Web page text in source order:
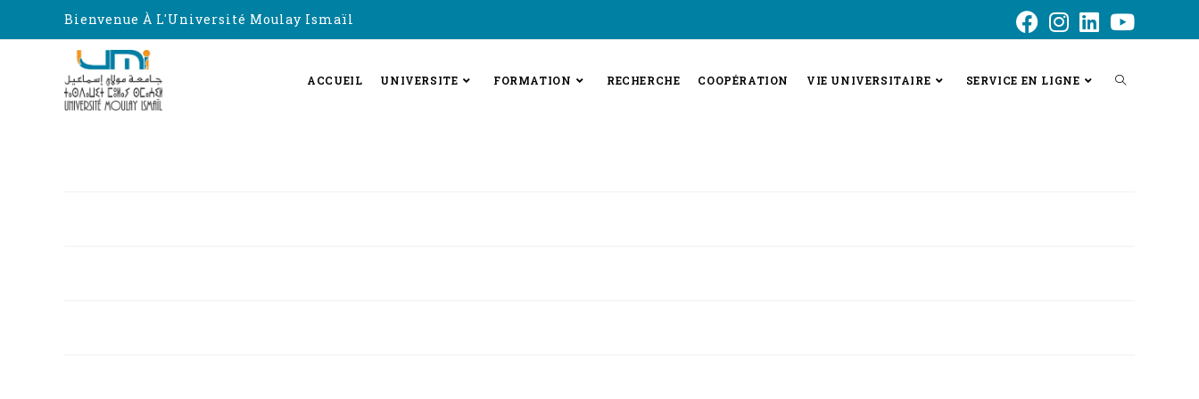
Bienvenue À L'Université Moulay Ismaïl
ACCUEIL UNIVERSITE FORMATION RECHERCHE COOPÉRATION VIE UNIVERSITAIRE SERVICE EN LIGNE